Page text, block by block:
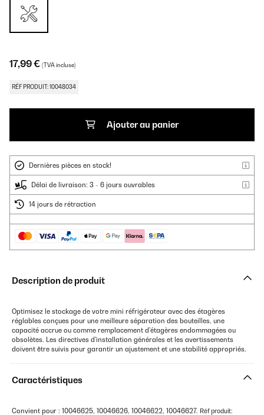
17,99 € (TVA incluse)
RÉF PRODUIT: 10048034
Ajouter au panier
Dernières pièces en stock!
Délai de livraison: 3 - 6 jours ouvrables
14 jours de rétraction
Description de produit
Optimisez le stockage de votre mini réfrigérateur avec des étagères
réglables conçues pour une meilleure séparation des bouteilles, une
capacité accrue ou comme remplacement d'étagères endommagées ou
obsolètes. Les directives d'installation générales et les avertissements
doivent être suivis pour garantir un ajustement et une stabilité appropriés.
Caractéristiques
Convient pour : 10046625, 10046626, 10046622, 10046627. Réf produit: